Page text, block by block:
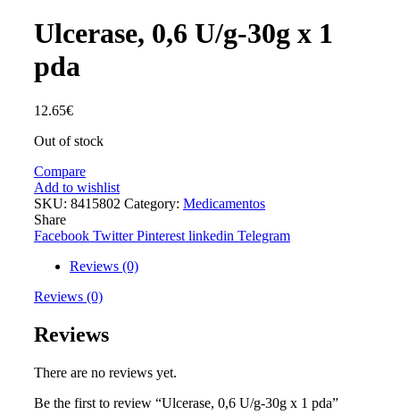
Ulcerase, 0,6 U/g-30g x 1
pda
12.65€
Out of stock
Compare
Add to wishlist
SKU: 8415802 Category: Medicamentos
Share
Facebook Twitter Pinterest linkedin Telegram
Reviews (0)
Reviews (0)
Reviews
There are no reviews yet.
Be the first to review “Ulcerase, 0,6 U/g-30g x 1 pda”